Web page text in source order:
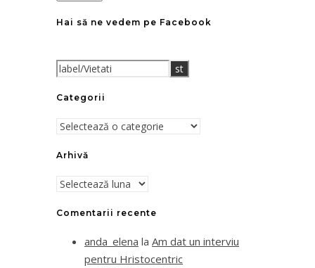
Hai să ne vedem pe Facebook
Categorii
Categorii
Arhivă
Arhivă
Comentarii recente
anda_elena la Am dat un interviu
pentru Hristocentric